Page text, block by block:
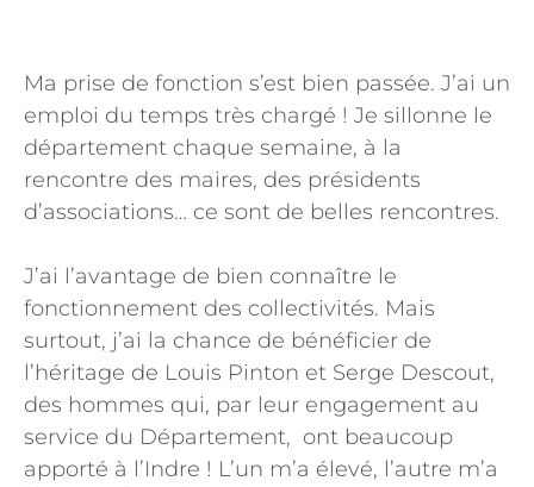
Ma prise de fonction s’est bien passée. J’ai un
emploi du temps très chargé ! Je sillonne le
département chaque semaine, à la
rencontre des maires, des présidents
d’associations… ce sont de belles rencontres.
J’ai l’avantage de bien connaître le
fonctionnement des collectivités. Mais
surtout, j’ai la chance de bénéficier de
l’héritage de Louis Pinton et Serge Descout,
des hommes qui, par leur engagement au
service du Département, ont beaucoup
apporté à l’Indre ! L’un m’a élevé, l’autre m’a